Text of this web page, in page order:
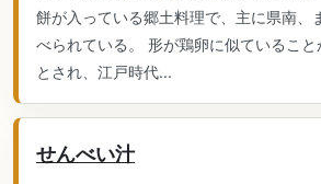
餅が入っている郷土料理で、主に県南、
べられている。 形が鶏卵に似ているこ
とされ、江戸時代...
せんべい汁